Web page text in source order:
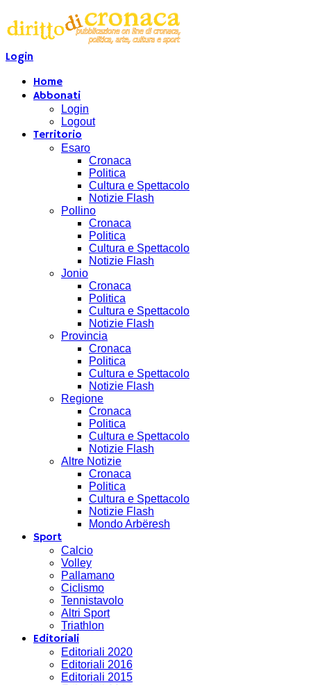
Login
Home
Abbonati
Login
Logout
Territorio
Esaro
Cronaca
Politica
Cultura e Spettacolo
Notizie Flash
Pollino
Cronaca
Politica
Cultura e Spettacolo
Notizie Flash
Jonio
Cronaca
Politica
Cultura e Spettacolo
Notizie Flash
Provincia
Cronaca
Politica
Cultura e Spettacolo
Notizie Flash
Regione
Cronaca
Politica
Cultura e Spettacolo
Notizie Flash
Altre Notizie
Cronaca
Politica
Cultura e Spettacolo
Notizie Flash
Mondo Arbëresh
Sport
Calcio
Volley
Pallamano
Ciclismo
Tennistavolo
Altri Sport
Triathlon
Editoriali
Editoriali 2020
Editoriali 2016
Editoriali 2015